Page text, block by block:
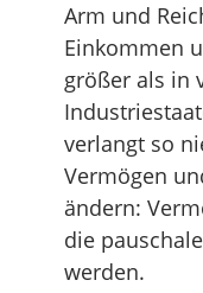
Arm und
Einkommen
größer als in
verlangt so
Vermögen
ändern:
die
werden.